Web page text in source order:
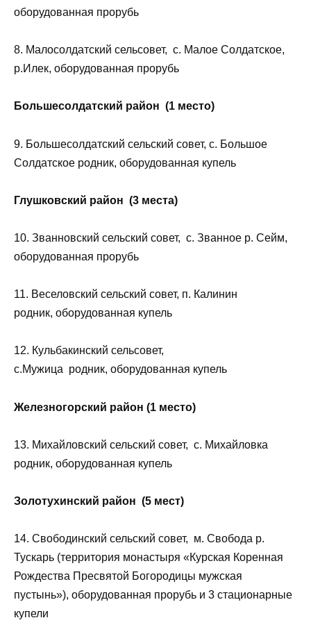
оборудованная прорубь
8. Малосолдатский сельсовет, с. Малое Солдатское,
р.Илек, оборудованная прорубь
Большесолдатский район (1 место)
9. Большесолдатский сельский совет, с. Большое
Солдатское родник, оборудованная купель
Глушковский район (3 места)
10. Званновский сельский совет, с. Званное р. Сейм,
оборудованная прорубь
11. Веселовский сельский совет, п. Калинин
родник, оборудованная купель
12. Кульбакинский сельсовет,
с.Мужица родник, оборудованная купель
Железногорский район (1 место)
13. Михайловский сельский совет, с. Михайловка
родник, оборудованная купель
Золотухинский район (5 мест)
14. Свободинский сельский совет, м. Свобода р.
Тускарь (территория монастыря «Курская Коренная
Рождества Пресвятой Богородицы мужская
пустынь»), оборудованная прорубь и 3 стационарные
купели